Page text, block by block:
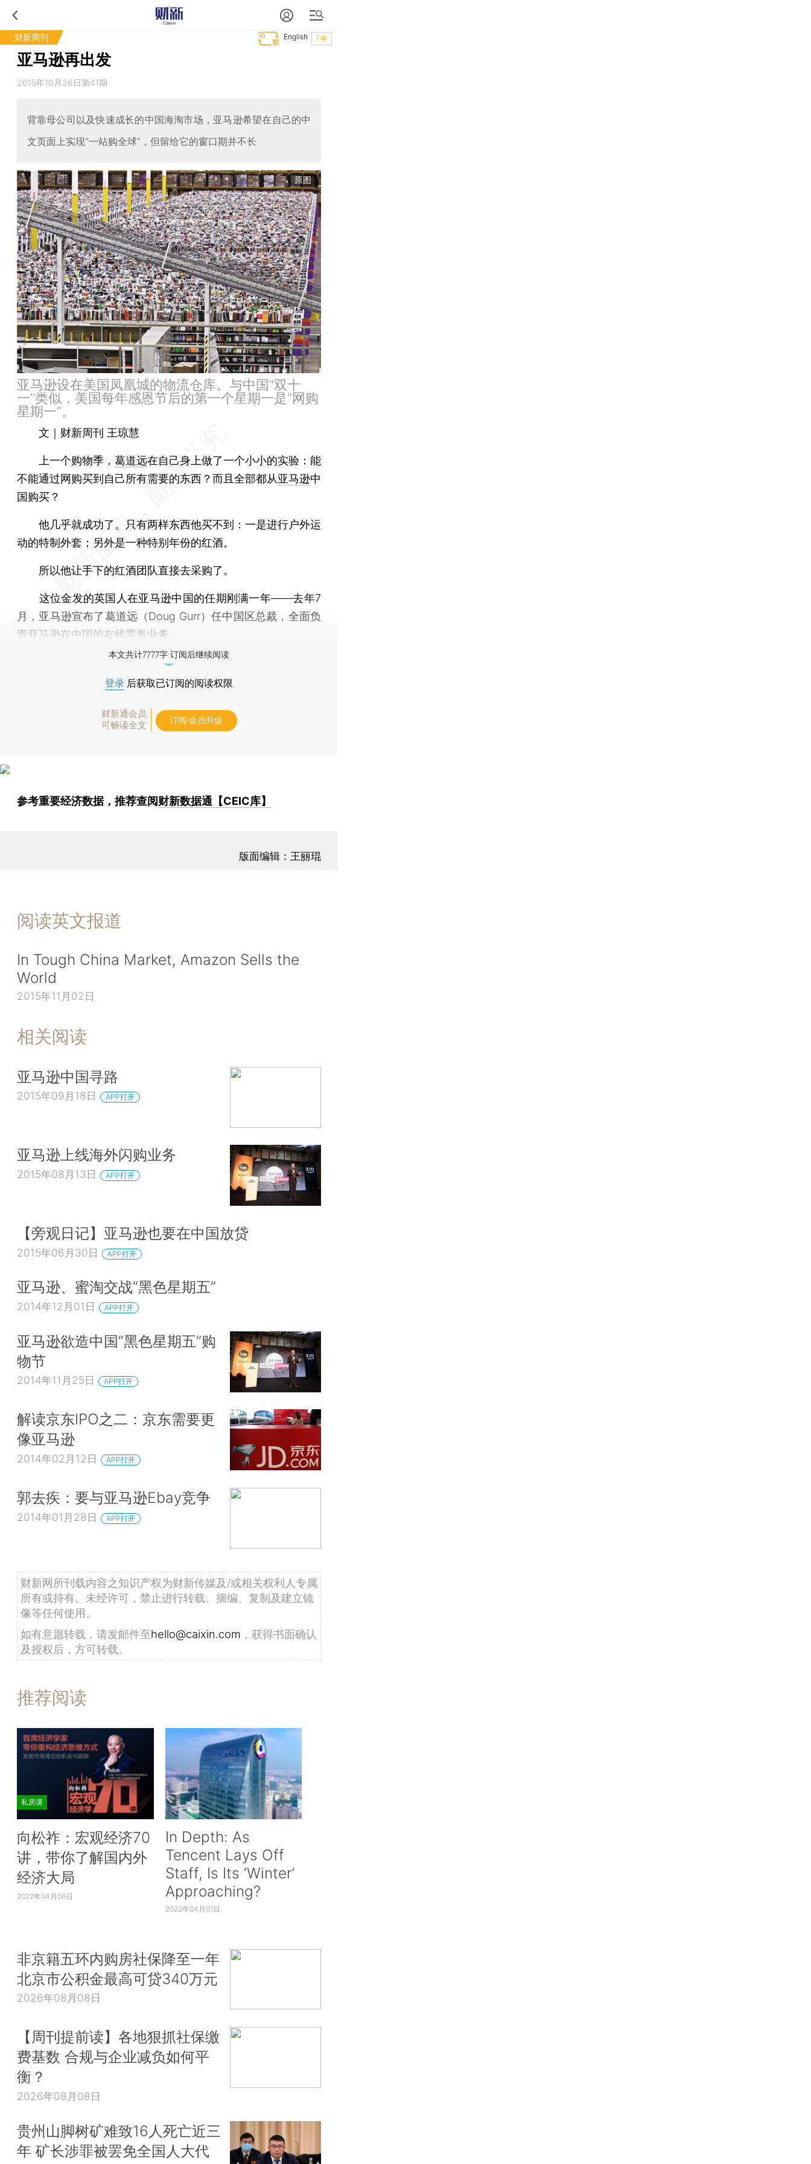
财新周刊 T中
English
亚马逊再出发
2015年10月26日第41期
背靠母公司以及快速成长的中国海淘市场，亚马逊希望在自己的中
文页面上实现“一站购全球”，但留给它的窗口期并不长
原图
亚马逊设在美国凤凰城的物流仓库。与中国“双十
一”类似，美国每年感恩节后的第一个星期一是“网购
星期一”。
文｜财新周刊 王琼慧
上一个购物季， 葛道远在自己身上做了一个小小的实验：能
不能通过网购买到自己所有需要的东西？而且全部都从亚马逊中
国购买？
他几乎就成功了。只有两样东西他买不到：一是进行户外运
动的特制外套；另外是一种特别年份的红酒。
所以他让手下的红酒团队直接去采购了。
这位金发的英国人在亚马逊中国的任期刚满一年——去年7
月，亚马逊宣布了葛道远（Doug Gurr）任中国区总裁，全面负
责亚马逊在中国的在线零售业务。
本文共计7777字 订阅后继续阅读
登录 后获取已订阅的阅读权限
财新通会员
可畅读全文
订阅/会员升级
参考重要经济数据，推荐查阅财新数据通【CEIC库】
版面编辑：王丽琨
阅读英文报道
In Tough China Market, Amazon Sells the
World
2015年11月02日
相关阅读
亚马逊中国寻路
2015年09月18日 APP打开
亚马逊上线海外闪购业务
2015年08月13日 APP打开
【旁观日记】亚马逊也要在中国放贷
2015年06月30日 APP打开
亚马逊、蜜淘交战“黑色星期五”
2014年12月01日 APP打开
亚马逊欲造中国“黑色星期五”购
物节
2014年11月25日 APP打开
解读京东IPO之二：京东需要更
像亚马逊
2014年02月12日 APP打开
郭去疾：要与亚马逊Ebay竞争
2014年01月28日 APP打开
财新网所刊载内容之知识产权为财新传媒及/或相关权利人专属
所有或持有。未经许可，禁止进行转载、摘编、复制及建立镜
像等任何使用。
如有意愿转载，请发邮件至hello@caixin.com ，获得书面确认
及授权后，方可转载。
推荐阅读
私房课
向松祚：宏观经济70
讲，带你了解国内外
经济大局
2022年04月06日
In Depth: As
Tencent Lays Off
Staff, Is Its ‘Winter’
Approaching?
2022年04月01日
非京籍五环内购房社保降至一年
北京市公积金最高可贷340万元
2026年08月08日
【周刊提前读】各地狠抓社保缴
费基数 合规与企业减负如何平
衡？
2026年08月08日
贵州山脚树矿难致16人死亡近三
年 矿长涉罪被罢免全国人大代